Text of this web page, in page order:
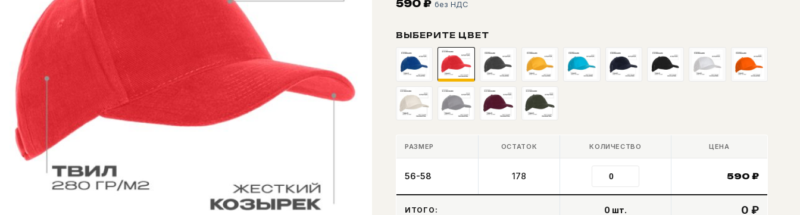
590 ₽ без НДС
ВЫБЕРИТЕ ЦВЕТ
РАЗМЕР ОСТАТОК КОЛИЧЕСТВО ЦЕНА
56-58 178 590 ₽
ИТОГО: 0 шт. 0 ₽